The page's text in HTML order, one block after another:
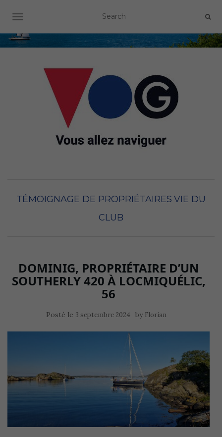
OUVRIR/FERMER LA NAVIGATION
TÉMOIGNAGE DE PROPRIÉTAIRES VIE DU
CLUB
DOMINIG, PROPRIÉTAIRE D’UN
SOUTHERLY 420 À LOCMIQUÉLIC,
56
Posté le 3 septembre 2024 by Florian